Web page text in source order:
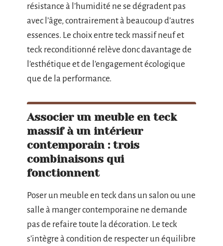
résistance à l’humidité ne se dégradent pas
avec l’âge, contrairement à beaucoup d’autres
essences. Le choix entre teck massif neuf et
teck reconditionné relève donc davantage de
l’esthétique et de l’engagement écologique
que de la performance.
Associer un meuble en teck
massif à un intérieur
contemporain : trois
combinaisons qui
fonctionnent
Poser un meuble en teck dans un salon ou une
salle à manger contemporaine ne demande
pas de refaire toute la décoration. Le teck
s’intègre à condition de respecter un équilibre